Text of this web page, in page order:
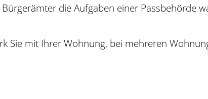
die Aufgaben einer Passbehörde
Sie mit Ihrer Wohnung, bei mehreren